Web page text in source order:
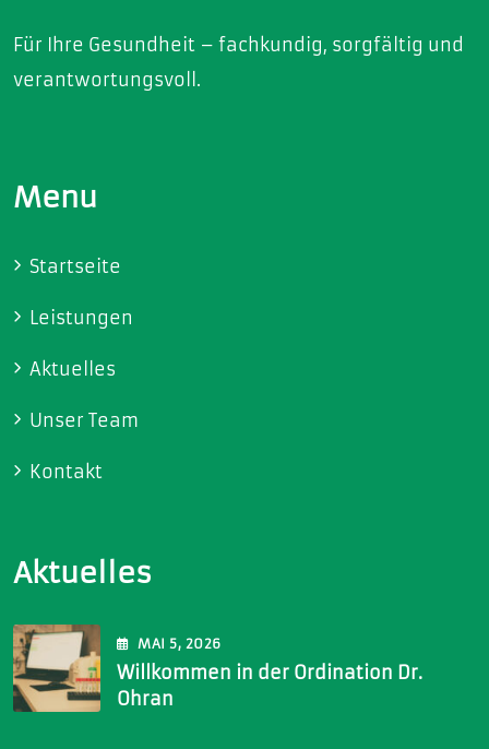
Für Ihre Gesundheit – fachkundig, sorgfältig und
verantwortungsvoll.
Menu
Startseite
Leistungen
Aktuelles
Unser Team
Kontakt
Aktuelles
MAI 5, 2026
Willkommen in der Ordination Dr.
Ohran